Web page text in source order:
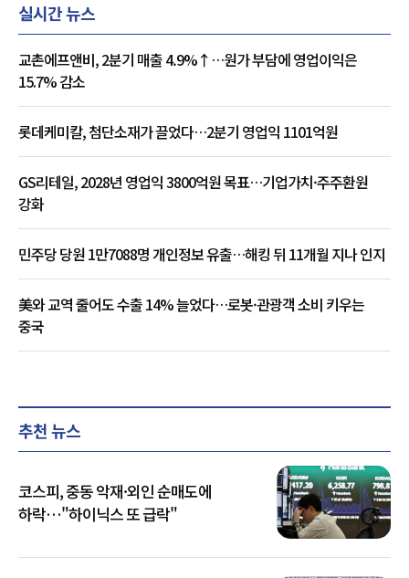
실시간 뉴스
교촌에프앤비, 2분기 매출 4.9%↑…원가 부담에 영업이익은
15.7% 감소
롯데케미칼, 첨단소재가 끌었다…2분기 영업익 1101억원
GS리테일, 2028년 영업익 3800억원 목표…기업가치·주주환원
강화
민주당 당원 1만7088명 개인정보 유출…해킹 뒤 11개월 지나 인지
美와 교역 줄어도 수출 14% 늘었다…로봇·관광객 소비 키우는
중국
추천 뉴스
코스피, 중동 악재·외인 순매도에
하락…"하이닉스 또 급락"